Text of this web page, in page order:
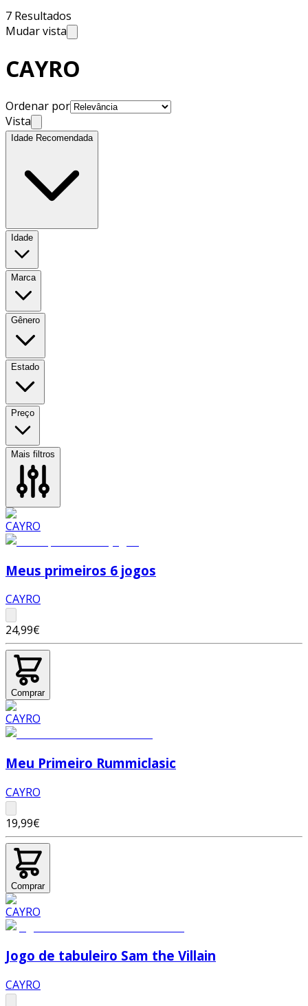
7 Resultados
Mudar vista
CAYRO
Ordenar por
Vista
Idade Recomendada
Idade
Marca
Gênero
Estado
Preço
Mais filtros
Meus primeiros 6 jogos
CAYRO
24,99€
Comprar
Meu Primeiro Rummiclasic
CAYRO
19,99€
Comprar
Jogo de tabuleiro Sam the Villain
CAYRO